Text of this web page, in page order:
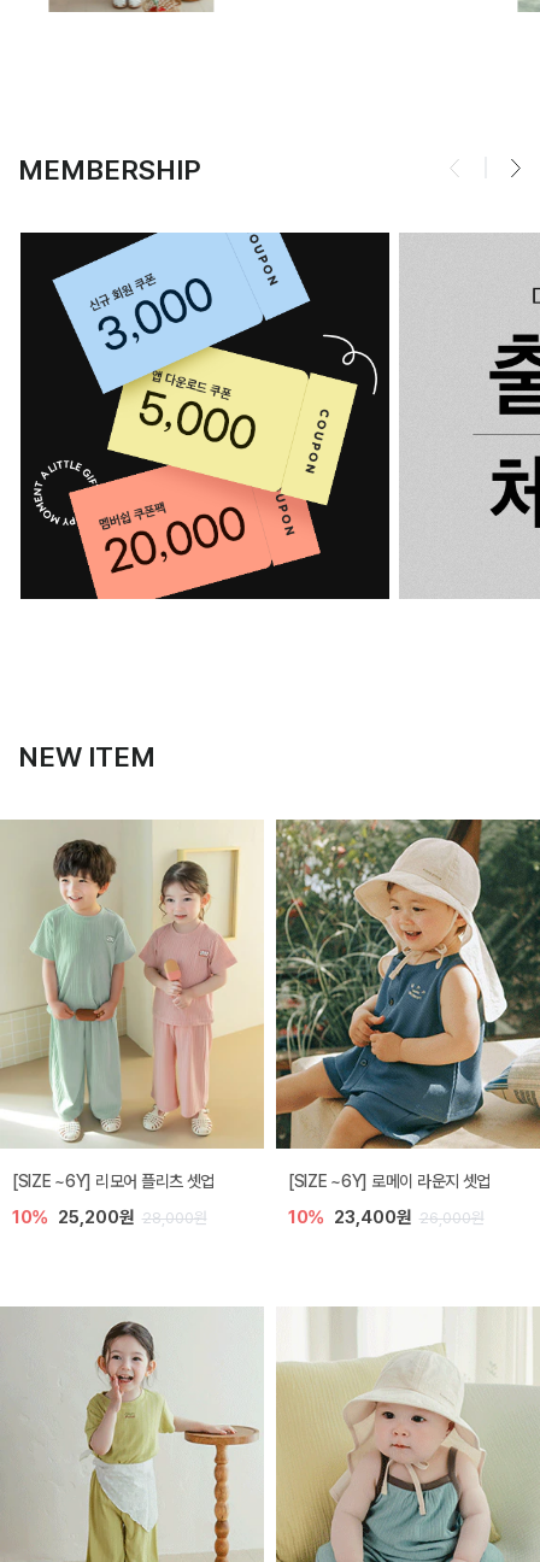
MEMBERSHIP
NEW ITEM
[SIZE ~6Y] 리모어 플리츠 셋업
10% 25,200원 28,000원
[SIZE ~6Y] 로메이 라운지 셋업
10% 23,400원 26,000원